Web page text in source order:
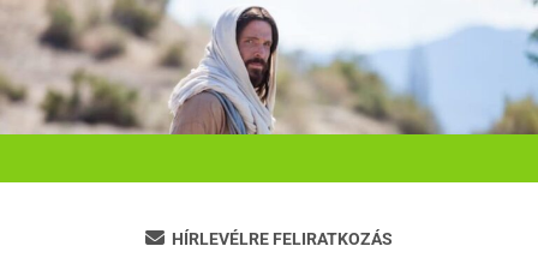
Ugrás
tartalomra
HÍRLEVÉLRE FELIRATKOZÁS